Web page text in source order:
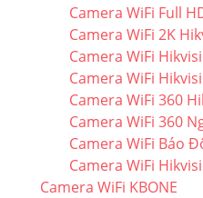
Camera WiFi Full
Camera WiFi 2K
Camera WiFi
Camera WiFi
Camera WiFi 360
Camera WiFi 360
Camera WiFi Báo
Camera WiFi
Camera WiFi KBONE